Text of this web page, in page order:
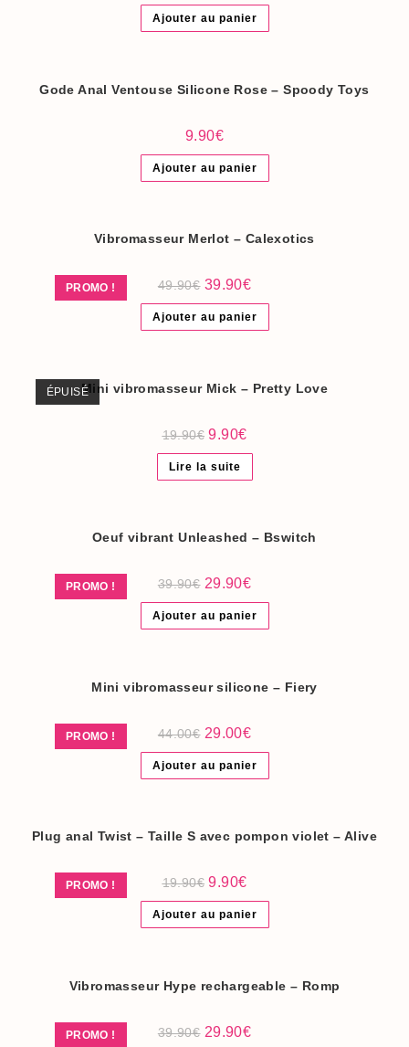
Ajouter au panier
Gode Anal Ventouse Silicone Rose – Spoody Toys
9.90€
Ajouter au panier
PROMO !
Vibromasseur Merlot – Calexotics
49.90€ Le
initial
était :
49.90€.
39.90€Le
actuel
est :
39.90€.
Ajouter au panier
ÉPUISÉMini vibromasseur Mick – Pretty Love
19.90€ Le
initial
était :
19.90€.
9.90€Le
actuel
9.90€.
Lire la suite
PROMO !
Oeuf vibrant Unleashed – Bswitch
39.90€ Le
initial
était :
39.90€.
29.90€Le
actuel
est :
29.90€.
Ajouter au panier
PROMO !
Mini vibromasseur silicone – Fiery
44.00€ Le
initial
était :
44.00€.
29.00€Le
actuel
est :
29.00€.
Ajouter au panier
PROMO !
Plug anal Twist – Taille S avec pompon violet – Alive
19.90€ Le
initial
était :
19.90€.
9.90€Le
actuel
est :
9.90€.
Ajouter au panier
PROMO !
Vibromasseur Hype rechargeable – Romp
39.90€ Le
29.90€Le